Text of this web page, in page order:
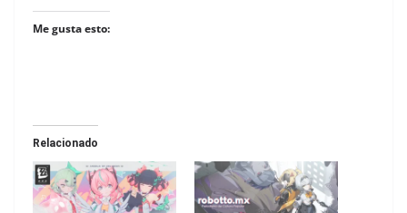
Me gusta esto:
Relacionado